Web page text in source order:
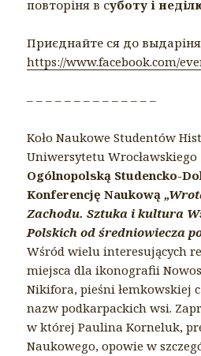
повторіня в суботу і
Приєднайте ся до
https://www.facebook.com/
– – – – – – – – – – – – – –
Koło Naukowe Studentów
Uniwersytetu
Ogólnopolską Studencko-
Konferencję Naukową
Zachodu. Sztuka i kultura
Polskich od średniowiecza
Wśród wielu interesujących
miejsca dla ikonografii
Nikifora, pieśni łemkowskiej
nazw podkarpackich wsi.
w której Paulina Korneluk,
Naukowego, opowie w